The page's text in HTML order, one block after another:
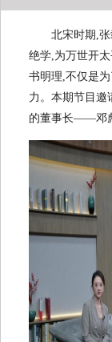
北宋时期,
绝学,为万世开
书明理,不仅是
力。本期节目邀
的董事长——邓